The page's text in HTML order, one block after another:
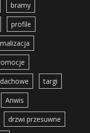
bramy
profile
targi
Anwis
drzwi przesuwne